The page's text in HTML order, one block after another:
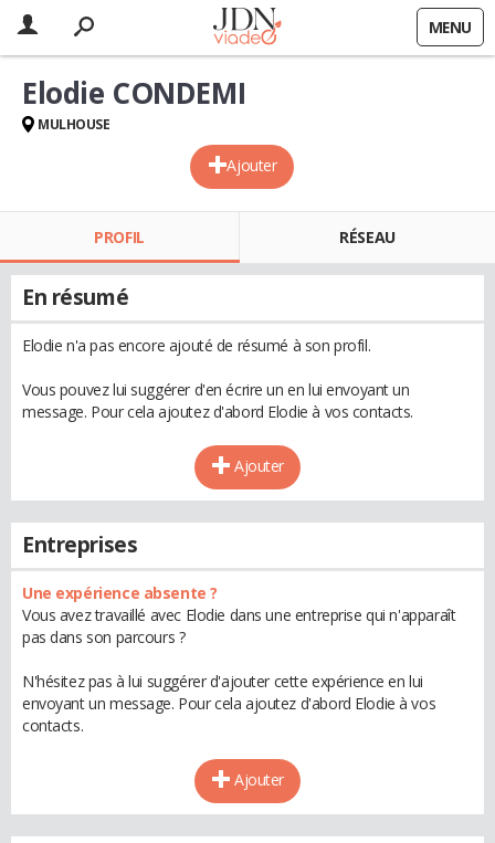
MENU
Ajouter
Elodie CONDEMI
MULHOUSE
PROFIL RÉSEAU
En résumé
Elodie n'a pas encore ajouté de résumé à son profil.
Vous pouvez lui suggérer d'en écrire un en lui envoyant un
message. Pour cela ajoutez d'abord Elodie à vos contacts.
Ajouter
Entreprises
Une expérience absente ?
Vous avez travaillé avec Elodie dans une entreprise qui n'apparaît
pas dans son parcours ?
N'hésitez pas à lui suggérer d'ajouter cette expérience en lui
envoyant un message. Pour cela ajoutez d'abord Elodie à vos
contacts.
Ajouter